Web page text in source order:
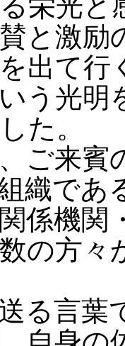
と激励
出て行
う光明
た。
ご来賓
織であ
係機関
の方々
る言葉